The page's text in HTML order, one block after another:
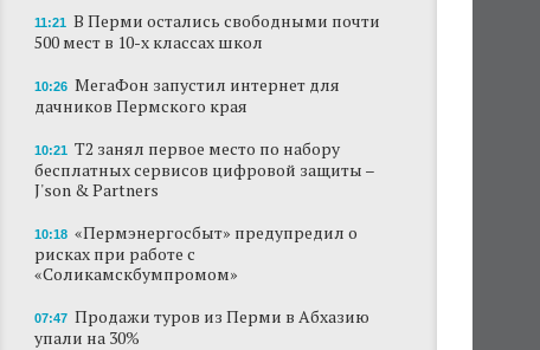
В Перми в пустой чаше бассейна пройдет
театральный фестиваль
11:21 В Перми остались свободными почти
500 мест в 10-х классах школ
10:26 МегаФон запустил интернет для
дачников Пермского края
10:21 Т2 занял первое место по набору
бесплатных сервисов цифровой защиты –
J'son & Partners
10:18 «Пермэнергосбыт» предупредил о
рисках при работе с
«Соликамскбумпромом»
07:47 Продажи туров из Перми в Абхазию
упали на 30%